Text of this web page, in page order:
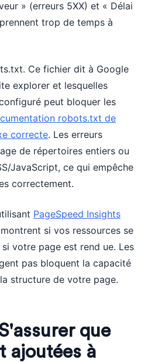
» (erreurs 5XX) et « Délai
trop de temps à
Ce fichier dit à Google
explorer et lesquelles
peut bloquer les
robots.txt de
correcte. Les erreurs
de répertoires entiers ou
JavaScript, ce qui empêche
correctement.
PageSpeed Insights
si vos ressources se
votre page est rend ue. Les
pas bloquent la capacité
structure de votre page.
que
ajoutées à